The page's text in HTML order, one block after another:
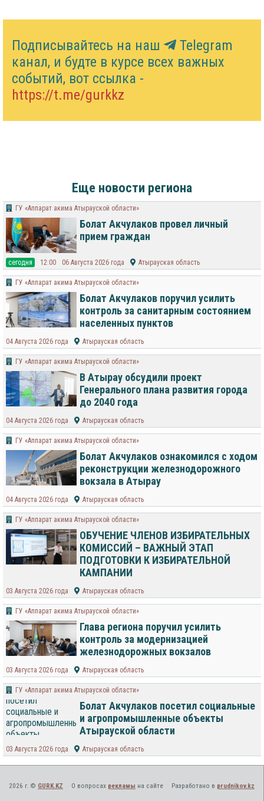
Подписывайтесь на наш
Telegram
канал, и будте в курсе всех важных
событий, вот ссылка -
https://t.me/gurkkz
Еще новости региона
ГУ «Аппарат акима Атырауской области»
Болат Акчулаков провел личный
прием граждан
cегодня 12:00 06 Августа 2026 года Атырауская область
ГУ «Аппарат акима Атырауской области»
Болат Акчулаков поручил усилить
контроль за санитарным состоянием
населенных пунктов
04 Августа 2026 года Атырауская область
ГУ «Аппарат акима Атырауской области»
В Атырау обсудили проект
Генерального плана развития города
до 2040 года
04 Августа 2026 года Атырауская область
ГУ «Аппарат акима Атырауской области»
Болат Акчулаков ознакомился с ходом
реконструкции железнодорожного
вокзала в Атырау
04 Августа 2026 года Атырауская область
ГУ «Аппарат акима Атырауской области»
ОБУЧЕНИЕ ЧЛЕНОВ ИЗБИРАТЕЛЬНЫХ
КОМИССИЙ – ВАЖНЫЙ ЭТАП
ПОДГОТОВКИ К ИЗБИРАТЕЛЬНОЙ
КАМПАНИИ
03 Августа 2026 года Атырауская область
ГУ «Аппарат акима Атырауской области»
Глава региона поручил усилить
контроль за модернизацией
железнодорожных вокзалов
03 Августа 2026 года Атырауская область
ГУ «Аппарат акима Атырауской области»
Болат Акчулаков посетил социальные
и агропромышленные объекты
Атырауской области
03 Августа 2026 года Атырауская область
2026 г. © GURK.KZ О вопросах рекламы на сайте Разработано в prudnikov.kz